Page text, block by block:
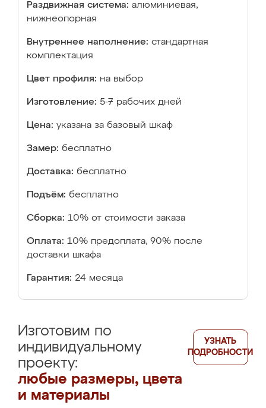
Раздвижная система: алюминиевая,
нижнеопорная
Внутреннее наполнение: стандартная
комплектация
Цвет профиля: на выбор
Изготовление: 5-7 рабочих дней
Цена: указана за базовый шкаф
Замер: бесплатно
Доставка: бесплатно
Подъём: бесплатно
Сборка: 10% от стоимости заказа
Оплата: 10% предоплата, 90% после
доставки шкафа
Гарантия: 24 месяца
Изготовим по
индивидуальному
проекту:
любые размеры, цвета
и материалы
УЗНАТЬ
ПОДРОБНОСТИ